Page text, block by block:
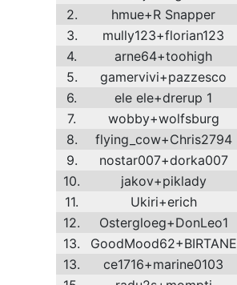
2.
hmue+R Snapper
3.
mully123+florian123
4.
arne64+toohigh
5.
gamervivi+pazzesco
6.
ele ele+drerup 1
7.
wobby+wolfsburg
8.
flying_cow+Chris2794
9.
nostar007+dorka007
10.
jakov+piklady
11.
Ukiri+erich
12.
Ostergloeg+DonLeo1
13.
GoodMood62+BIRTANE
13.
ce1716+marine0103